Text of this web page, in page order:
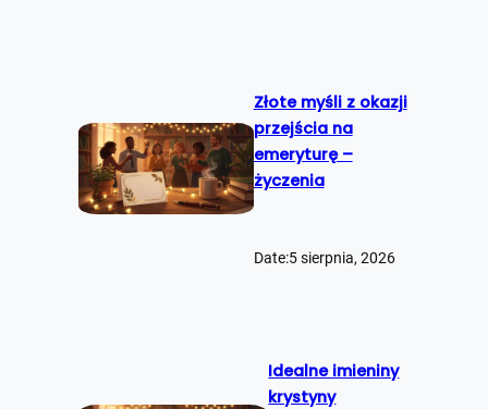
Złote myśli z okazji
przejścia na
emeryturę –
życzenia
Date:5 sierpnia, 2026
Idealne imieniny
krystyny